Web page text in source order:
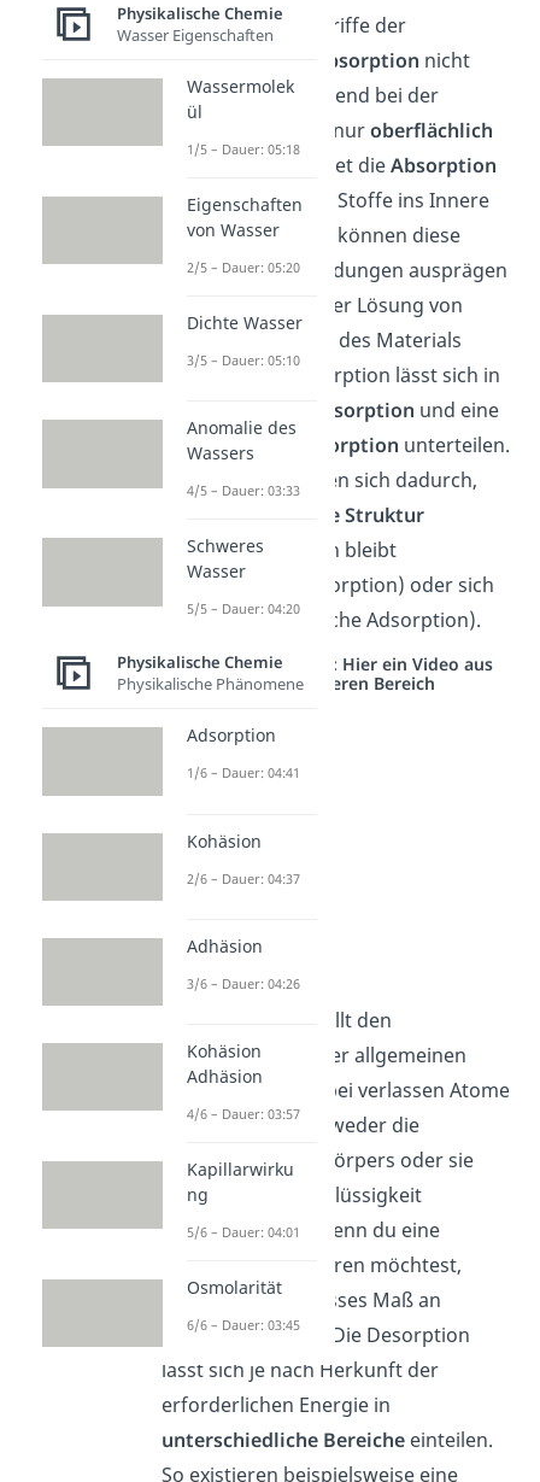
Du solltest die Begriffe der
Absorption nicht
verwechseln. Während bei der
Stoffe nuroberflächlich
anlagern, bezeichnet dieAbsorption
einEindringender Stoffe ins Innere
eines Materials. So können diese
Stoffe stärkere Bindungen ausprägen
und es kann zu einer Lösung von
Stoffen im Inneren des Materials
kommen. Die Absorption lässt sich in
chemische Absorption und eine
physikalische Absorption unterteilen.
Diese unterscheiden sich dadurch,
chemische Struktur
entweder bestehen bleibt
(physikalische Adsorption) oder sich
verändert (chemische Adsorption).
Studyflix vernetzt: Hier ein Video aus
einem anderen Bereich
Desorption
stellt den
Umkehrvorgang der allgemeinen
Sorption dar. Hierbei verlassen Atome
oder Moleküle entweder die
Oberfläche eines Körpers oder sie
werden aus einer Flüssigkeit
herausgezogen
. Wenn du eine
Desorption ausführen möchtest,
musst du ein gewisses Maß an
Energiezuführen. Die Desorption
lässt sich je nach Herkunft der
erforderlichen Energie in
unterschiedliche Bereiche einteilen.
So existieren beispielsweise eine
Physikalische Chemie
Wasser Eigenschaften
Wassermolek
ül
1/5 – Dauer: 05:18
Eigenschaften
von Wasser
2/5 – Dauer: 05:20
Dichte Wasser
3/5 – Dauer: 05:10
Anomalie des
Wassers
4/5 – Dauer: 03:33
Schweres
Wasser
5/5 – Dauer: 04:20
Physikalische Chemie
Physikalische Phänomene
Adsorption
1/6 – Dauer: 04:41
Kohäsion
2/6 – Dauer: 04:37
Adhäsion
3/6 – Dauer: 04:26
Kohäsion
Adhäsion
4/6 – Dauer: 03:57
Kapillarwirku
ng
5/6 – Dauer: 04:01
Osmolarität
6/6 – Dauer: 03:45